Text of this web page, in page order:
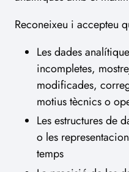
Reconeixeu i accepteu
Les dades
incompletes,
modificades,
motius tècnics o
Les estructures de
o les
temps